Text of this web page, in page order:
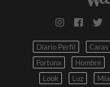
Diario Perfil Caras
Fortuna
Hombre
Look
Luz Mia